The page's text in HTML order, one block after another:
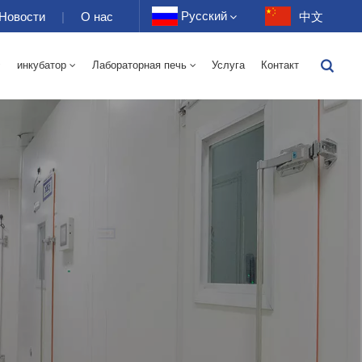
Новости | О нас Русский
Français
Português
中文
инкубатор Лабораторная печь Услуга Контакт